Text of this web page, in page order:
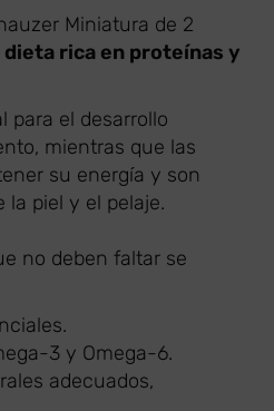
Miniatura de 2
rica en proteínas y
para el desarrollo
mientras que las
su energía y son
la piel y el pelaje.
no deben faltar se
3 y Omega-6.
adecuados,